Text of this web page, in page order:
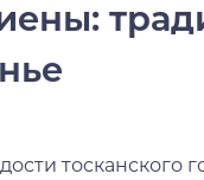
тосканского